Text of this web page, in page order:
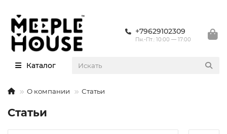
+79629102309
Пн.-Пт.: 10:00 — 17:00
Каталог
О компании Статьи
Статьи